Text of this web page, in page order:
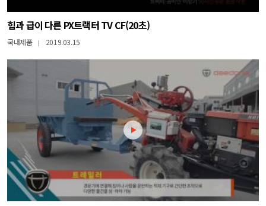
힘과 급이 다른 PX트랙터 TV CF(20초)
국내제품 | 2019.03.15